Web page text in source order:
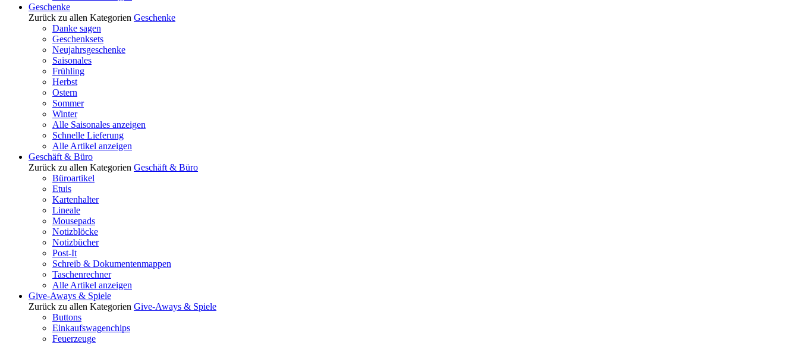
Geschenke
Zurück zu allen Kategorien Geschenke
Danke sagen
Geschenksets
Neujahrsgeschenke
Saisonales
Frühling
Herbst
Ostern
Sommer
Winter
Alle Saisonales anzeigen
Schnelle Lieferung
Alle Artikel anzeigen
Geschäft & Büro
Zurück zu allen Kategorien Geschäft & Büro
Büroartikel
Etuis
Kartenhalter
Lineale
Mousepads
Notizblöcke
Notizbücher
Post-It
Schreib & Dokumentenmappen
Taschenrechner
Alle Artikel anzeigen
Give-Aways & Spiele
Zurück zu allen Kategorien Give-Aways & Spiele
Buttons
Einkaufswagenchips
Feuerzeuge